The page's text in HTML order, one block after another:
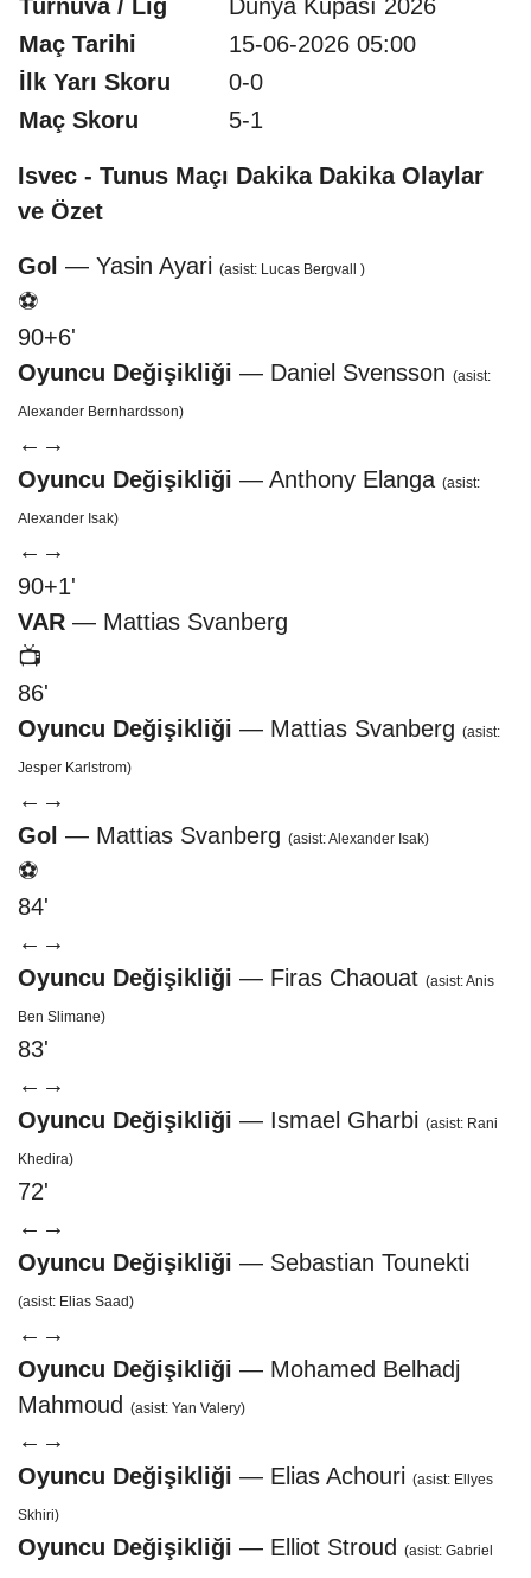
Turnuva / Lig
Dünya Kupası 2026
Maç Tarihi
15-06-2026 05:00
İlk Yarı Skoru
0-0
Maç Skoru
5-1
Isvec - Tunus Maçı Dakika Dakika Olaylar
ve Özet
Gol — Yasin Ayari (asist: Lucas Bergvall )
⚽
90+6'
Oyuncu Değişikliği — Daniel Svensson (asist:
Alexander Bernhardsson)
← →
Oyuncu Değişikliği — Anthony Elanga (asist:
Alexander Isak)
← →
90+1'
VAR — Mattias Svanberg
📺
86'
Oyuncu Değişikliği — Mattias Svanberg (asist:
Jesper Karlstrom)
← →
Gol — Mattias Svanberg (asist: Alexander Isak)
⚽
84'
← →
Oyuncu Değişikliği — Firas Chaouat (asist: Anis
Ben Slimane)
83'
← →
Oyuncu Değişikliği — Ismael Gharbi (asist: Rani
Khedira)
72'
← →
Oyuncu Değişikliği — Sebastian Tounekti
(asist: Elias Saad)
← →
Oyuncu Değişikliği — Mohamed Belhadj
Mahmoud
(asist: Yan Valery)
← →
Oyuncu Değişikliği — Elias Achouri (asist: Ellyes
Skhiri)
Oyuncu Değişikliği — Elliot Stroud (asist: Gabriel